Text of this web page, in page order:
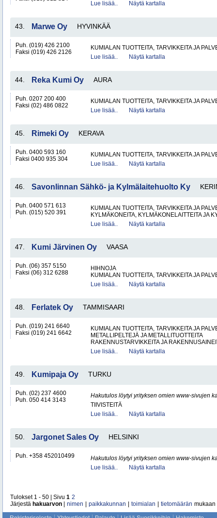
Lue lisää..
Näytä kartalla
43. Marwe Oy HYVINKÄÄ
Puh. (019) 426 2100
Faksi (019) 426 2126
KUMIALAN TUOTTEITA, TARVIKKEITA JA
Lue lisää..
Näytä kartalla
44. Reka Kumi Oy AURA
Puh. 0207 200 400
Faksi (02) 486 0822
KUMIALAN TUOTTEITA, TARVIKKEITA JA
Lue lisää..
Näytä kartalla
45. Rimeki Oy KERAVA
Puh. 0400 593 160
Faksi 0400 935 304
KUMIALAN TUOTTEITA, TARVIKKEITA JA
Lue lisää..
Näytä kartalla
46. Savonlinnan Sähkö- ja Kylmälaitehuolto Ky
Puh. 0400 571 613
Puh. (015) 520 391
KUMIALAN TUOTTEITA, TARVIKKEITA JA
KYLMÄKONEITA, KYLMÄKONELAITTEITA JA
Lue lisää..
Näytä kartalla
47. Kumi Järvinen Oy VAASA
Puh. (06) 357 5150
Faksi (06) 312 6288
HIHNOJA
KUMIALAN TUOTTEITA, TARVIKKEITA JA
Lue lisää..
Näytä kartalla
48. Ferlatek Oy TAMMISAARI
Puh. (019) 241 6640
Faksi (019) 241 6642
KUMIALAN TUOTTEITA, TARVIKKEITA JA
METALLIPELTEJÄ JA METALLITUOTTEITA
RAKENNUSTARVIKKEITA JA
Lue lisää..
Näytä kartalla
49. Kumipaja Oy TURKU
Puh. (02) 237 4600
Puh. 050 414 3143
Hakutulos löytyi yrityksen omien www-sivujen
TIIVISTEITÄ
Lue lisää..
Näytä kartalla
50. Jargonet Sales Oy HELSINKI
Puh. +358 452010499
Hakutulos löytyi yrityksen omien www-sivujen
Lue lisää..
Näytä kartalla
Tulokset 1 - 50 | Sivu 1 2
Järjestä hakuarvon nimen paikkakunnan toimialan tietomäärän mukaan